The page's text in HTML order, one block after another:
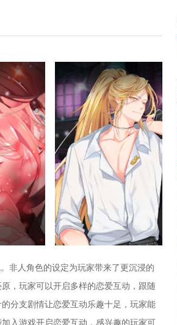
非人角色的设定为玩家带来了更沉浸的
，玩家可以开启多样的恋爱互动，跟随
分支剧情让恋爱互动乐趣十足，玩家能
入游戏开启恋爱互动，感兴趣的玩家可